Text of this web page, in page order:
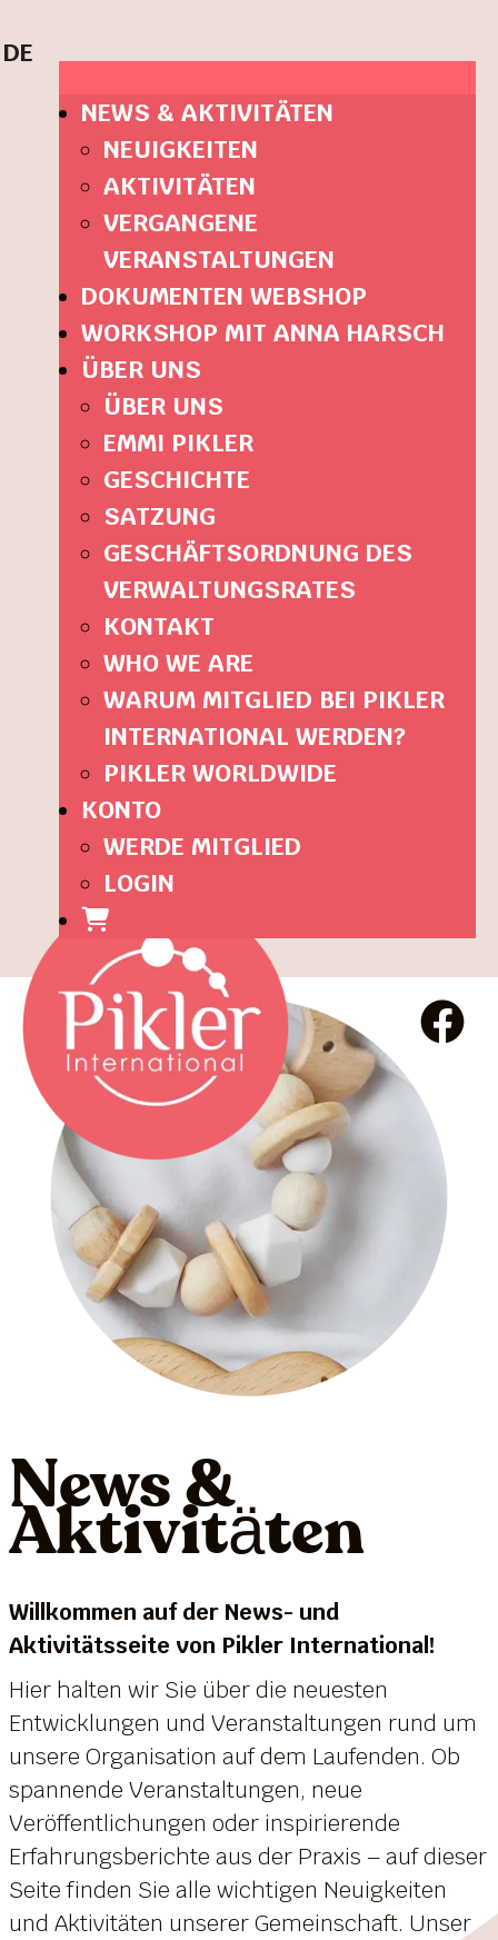
NEWS & AKTIVITÄTEN
NEUIGKEITEN
AKTIVITÄTEN
VERGANGENE
VERANSTALTUNGEN
DOKUMENTEN WEBSHOP
WORKSHOP MIT ANNA HARSCH
ÜBER UNS
ÜBER UNS
EMMI PIKLER
GESCHICHTE
SATZUNG
GESCHÄFTSORDNUNG DES
VERWALTUNGSRATES
KONTAKT
WHO WE ARE
WARUM MITGLIED BEI PIKLER
INTERNATIONAL WERDEN?
PIKLER WORLDWIDE
KONTO
WERDE MITGLIED
LOGIN
DE
News &
Aktivitäten
Willkommen auf der News- und
Aktivitätsseite von Pikler International!
Hier halten wir Sie über die neuesten
Entwicklungen und Veranstaltungen rund um
unsere Organisation auf dem Laufenden. Ob
spannende Veranstaltungen, neue
Veröffentlichungen oder inspirierende
Erfahrungsberichte aus der Praxis – auf dieser
Seite finden Sie alle wichtigen Neuigkeiten
und Aktivitäten unserer Gemeinschaft. Unser